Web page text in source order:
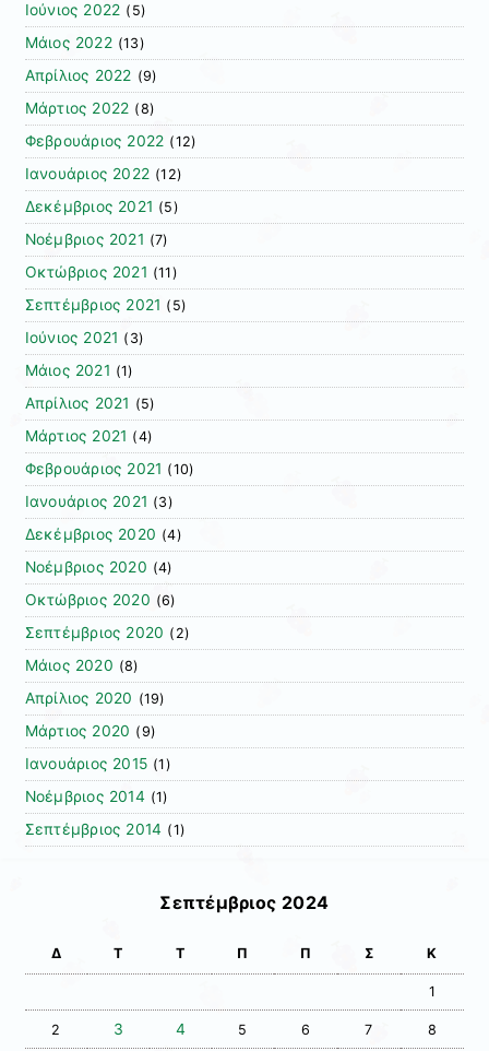
Ιούνιος 2022 (5)
Μάιος 2022(13)
Απρίλιος 2022 (9)
Μάρτιος 2022 (8)
Φεβρουάριος 2022 (12)
Ιανουάριος 2022 (12)
Δεκέμβριος 2021 (5)
Νοέμβριος 2021 (7)
Οκτώβριος 2021 (11)
Σεπτέμβριος 2021 (5)
Ιούνιος 2021 (3)
Μάιος 2021 (1)
Απρίλιος 2021 (5)
Μάρτιος 2021 (4)
Φεβρουάριος 2021 (10)
Ιανουάριος 2021 (3)
Δεκέμβριος 2020 (4)
Νοέμβριος 2020 (4)
Οκτώβριος 2020 (6)
Σεπτέμβριος 2020 (2)
Μάιος 2020 (8)
Απρίλιος 2020 (19)
Μάρτιος 2020 (9)
Ιανουάριος 2015 (1)
Νοέμβριος 2014 (1)
Σεπτέμβριος 2014 (1)
Σεπτέμβριος 2024
Δ Τ Τ Π Π Σ Κ
1
2 3 4 5 6 7 8